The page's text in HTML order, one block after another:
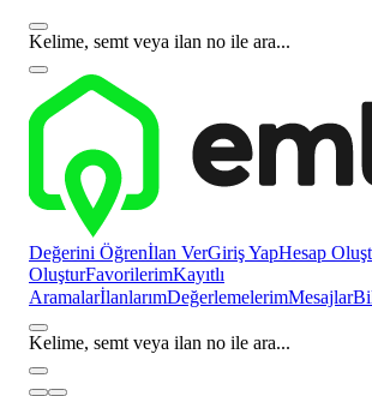
Kelime, semt veya ilan no ile ara...
Değerini Öğrenİlan VerGiriş YapHesap
OluşturFavorilerimKayıtlı
AramalarİlanlarımDeğerlemelerimMesajlar
Kelime, semt veya ilan no ile ara...